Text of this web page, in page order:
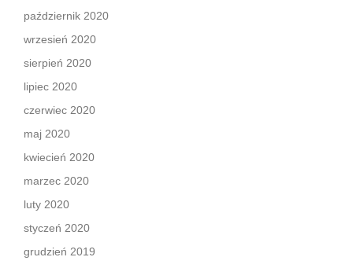
październik 2020
wrzesień 2020
sierpień 2020
lipiec 2020
czerwiec 2020
maj 2020
kwiecień 2020
marzec 2020
luty 2020
styczeń 2020
grudzień 2019